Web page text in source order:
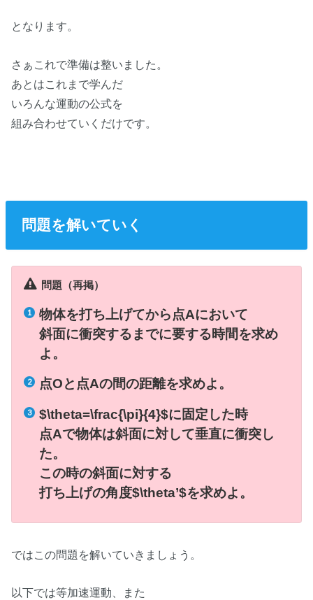
となります。
さぁこれで準備は整いました。
あとはこれまで学んだ
いろんな運動の公式を
組み合わせていくだけです。
問題を解いていく
問題（再掲）
物体を打ち上げてから点Aにおいて
斜面に衝突するまでに要する時間を求め
よ。
点Oと点Aの間の距離を求めよ。
$\theta=\frac{\pi}{4}$に固定した時
点Aで物体は斜面に対して垂直に衝突し
た。
この時の斜面に対する
打ち上げの角度$\theta’$を求めよ。
ではこの問題を解いていきましょう。
以下では等加速運動、また